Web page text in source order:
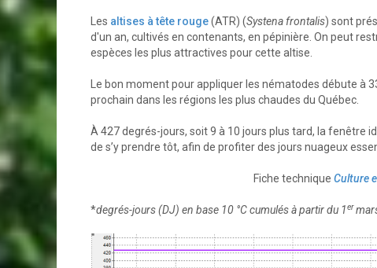
Les altises à tête rouge(ATR) (Systena frontalis) sont
d'un an, cultivés en contenants, en pépinière. On peut
espèces les plus attractives pour cette altise.
Le bon moment pour appliquer les nématodes débute à
prochain dans les régions les plus chaudes du Québec.
À 427 degrés-jours, soit 9 à 10 jours plus tard, la fenêtre
de s’y prendre tôt, afin de profiter des jours nuageux
Fiche technique Culture
*degrés-jours (DJ) en base 10 °C cumulés à partir du 1er